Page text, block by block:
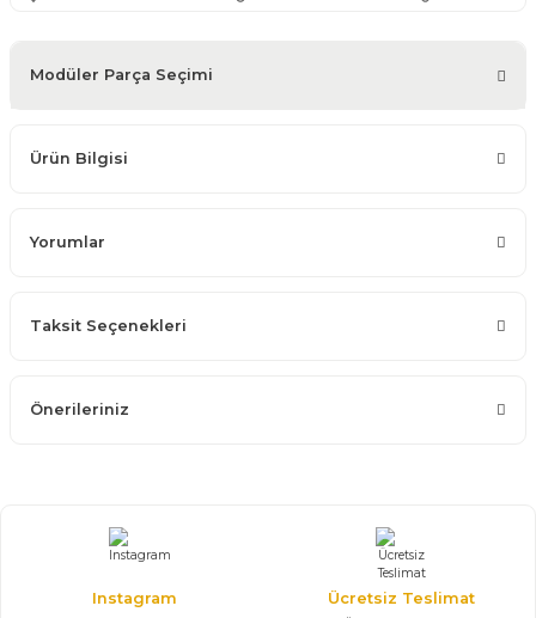
Modüler Parça Seçimi
Ürün Bilgisi
Yorumlar
Taksit Seçenekleri
Önerileriniz
Instagram Ücretsiz Teslimat